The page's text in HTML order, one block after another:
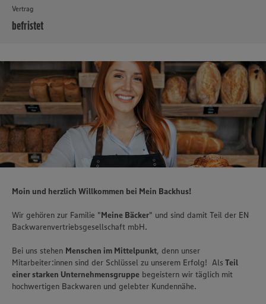
Vertrag
befristet
Moin und herzlich Willkommen bei Mein Backhus!
Wir gehören zur Familie "Meine Bäcker" und sind damit Teil der EN
Backwarenvertriebsgesellschaft mbH.
Bei uns stehen Menschen im Mittelpunkt, denn unser
Mitarbeiter:innen sind der Schlüssel zu unserem Erfolg! Als Teil
einer starken Unternehmensgruppe begeistern wir täglich mit
hochwertigen Backwaren und gelebter Kundennähe.